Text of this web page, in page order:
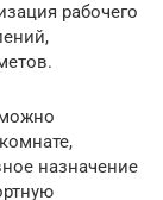
рабочего
назначение